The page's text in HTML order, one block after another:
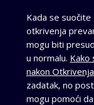
Kada se
otkrivenja
mogu biti
u normalu. Kako
nakon
zadatak, no
mogu pomoći